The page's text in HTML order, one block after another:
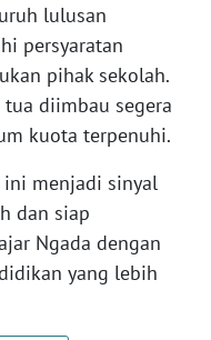
lulusan
persyaratan
pihak sekolah.
diimbau segera
kuota terpenuhi.
ini menjadi sinyal
dan siap
Ngada dengan
yang lebih